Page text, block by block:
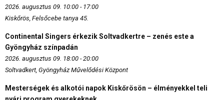
2026. augusztus 09. 10:00 - 17:00
Kiskőrös, Felsőcebe tanya 45.
Continental Singers érkezik Soltvadkertre – zenés este a
Gyöngyház színpadán
2026. augusztus 09. 18:00 - 20:00
Soltvadkert, Gyöngyház Művelődési Központ
Mesterségek és alkotói napok Kiskőrösön – élményekkel teli